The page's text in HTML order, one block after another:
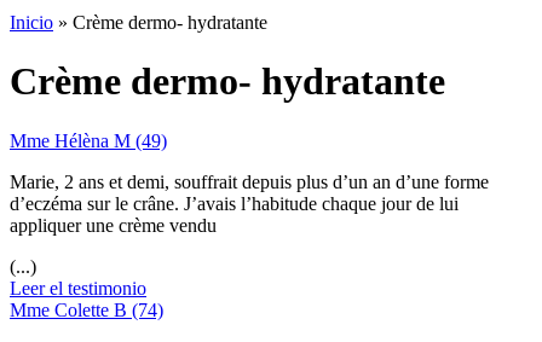
Inicio » Crème dermo- hydratante
Crème dermo- hydratante
Mme Hélèna M (49)
Marie, 2 ans et demi, souffrait depuis plus d’un an d’une forme
d’eczéma sur le crâne. J’avais l’habitude chaque jour de lui
appliquer une crème vendu
(...)
Leer el testimonio
Mme Colette B (74)